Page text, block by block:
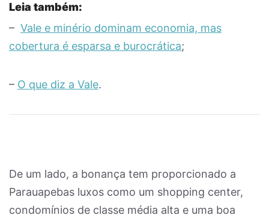
Leia também:
– Vale e minério dominam economia, mas
cobertura é esparsa e burocrática;
– O que diz a Vale.
De um lado, a bonança tem proporcionado a
Parauapebas luxos como um shopping center,
condomínios de classe média alta e uma boa